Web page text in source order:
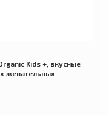
Kids +, вкусные
жевательных